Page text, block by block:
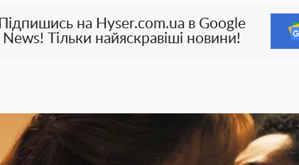
Підпишись на Hyser.com.ua в Google
News! Тільки найяскравіші новини!